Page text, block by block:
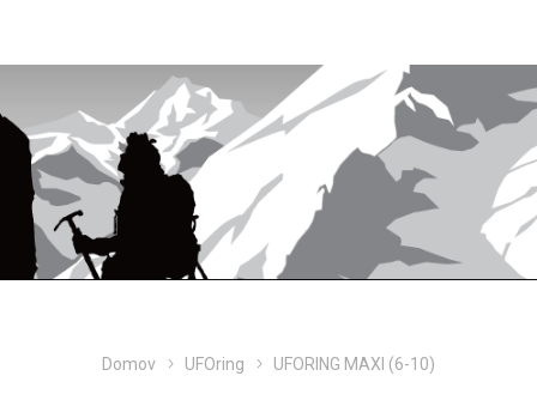
Domov UFOring UFORING MAXI (6-10)